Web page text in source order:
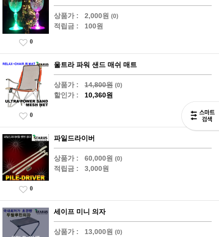
상품가 : 2,000원 (0)
적립금 : 100원
0
울트라 파워 샌드 매쉬 매트
상품가 : 14,800원 (0)
할인가 : 10,360원
0
파일드라이버
상품가 : 60,000원 (0)
적립금 : 3,000원
0
세이프 미니 의자
상품가 : 13,000원 (0)